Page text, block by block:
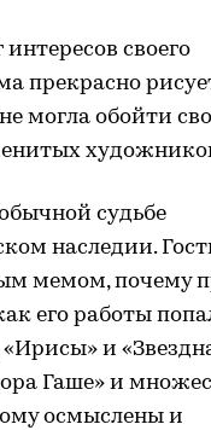
своего
прекрасно
могла обойти
судьбе
наследии.
мемом, почему
его работы
и
Гаше» и
осмыслены и